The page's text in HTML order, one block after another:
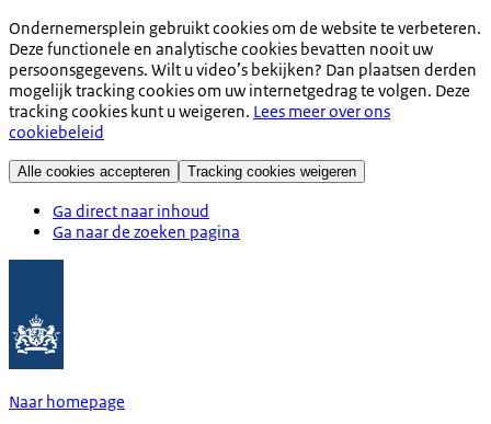
Ondernemersplein gebruikt cookies om de website te verbeteren.
Deze functionele en analytische cookies bevatten nooit uw
persoonsgegevens. Wilt u video’s bekijken? Dan plaatsen derden
mogelijk tracking cookies om uw internetgedrag te volgen. Deze
tracking cookies kunt u weigeren. Lees meer over ons
cookiebeleid
Alle cookies accepteren Tracking cookies weigeren
Ga direct naar inhoud
Ga naar de zoeken pagina
Naar homepage